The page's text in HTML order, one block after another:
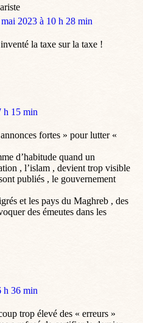
2023 à 10 h 28 min
la taxe sur la taxe !
h 15 min
fortes » pour lutter «
d’habitude quand un
, l’islam , devient trop visible
publiés , le gouvernement
et les pays du Maghreb , des
des émeutes dans les
h 36 min
trop élevé des « erreurs »